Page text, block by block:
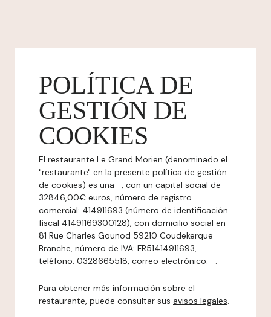
POLÍTICA DE
GESTIÓN DE
COOKIES
El restaurante Le Grand Morien (denominado el
"restaurante" en la presente política de gestión
de cookies) es una -, con un capital social de
32846,00€ euros, número de registro
comercial: 414911693 (número de identificación
fiscal 41491169300128), con domicilio social en
81 Rue Charles Gounod 59210 Coudekerque
Branche, número de IVA: FR51414911693,
teléfono: 0328665518, correo electrónico: -.
Para obtener más información sobre el
restaurante, puede consultar sus avisos legales.